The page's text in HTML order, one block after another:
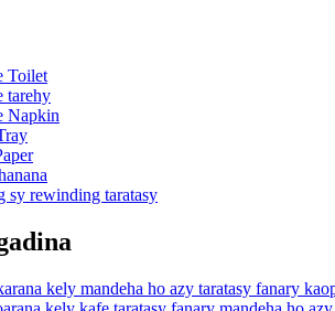
Toilet
tarehy
Napkin
sy rewinding taratasy